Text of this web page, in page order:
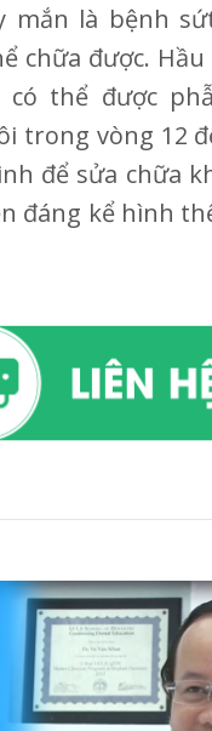
mắn là bệnh
chữa được.
có thể được
trong vòng 12
để sửa chữa
đáng kể hình